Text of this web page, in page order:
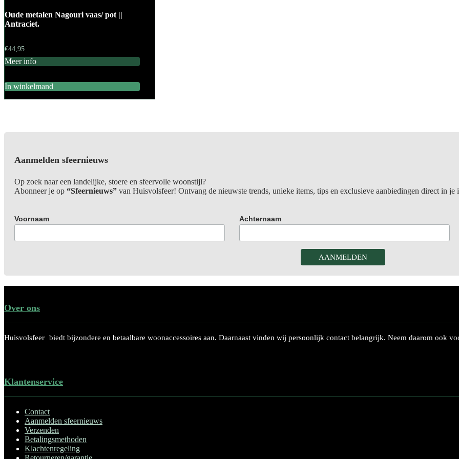
Oude metalen Nagouri vaas/ pot ||
Antraciet.
€44,95
Meer info
In winkelmand
Aanmelden sfeernieuws
Op zoek naar een landelijke, stoere en sfeervolle woonstijl?
Abonneer je op “Sfeernieuws” van Huisvolsfeer! Ontvang de nieuwste trends, unieke items, tips en exclusieve aanbiedingen direct in je
Voornaam Achternaam
Over ons
Huisvolsfeer biedt bijzondere en betaalbare woonaccessoires aan. Daarnaast vinden wij persoonlijk contact belangrijk. Neem daarom ook
Klantenservice
Contact
Aanmelden sfeernieuws
Verzenden
Betalingsmethoden
Klachtenregeling